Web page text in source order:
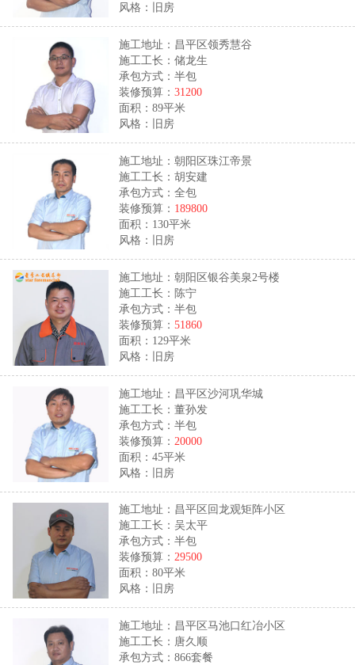
风格：旧房
施工地址：昌平区领秀慧谷
施工工长：储龙生
承包方式：半包
装修预算：31200
面积：89平米
风格：旧房
施工地址：朝阳区珠江帝景
施工工长：胡安建
承包方式：全包
装修预算： 189800
面积：130平米
风格：旧房
施工地址：朝阳区银谷美泉2号楼
施工工长：陈宁
承包方式：半包
装修预算：51860
面积：129平米
风格：旧房
施工地址：昌平区沙河巩华城
施工工长：董孙发
承包方式：半包
装修预算： 20000
面积：45平米
风格：旧房
施工地址：昌平区回龙观矩阵小区
施工工长：吴太平
承包方式：半包
装修预算：29500
面积：80平米
风格：旧房
施工地址：昌平区马池口红冶小区
施工工长：唐久顺
承包方式：866套餐